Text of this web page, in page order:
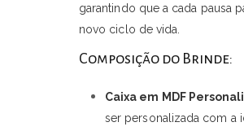
garantindo que a cada pausa
novo ciclo de vida.
Composição do Brinde:
Caixa em MDF
ser personalizada com a